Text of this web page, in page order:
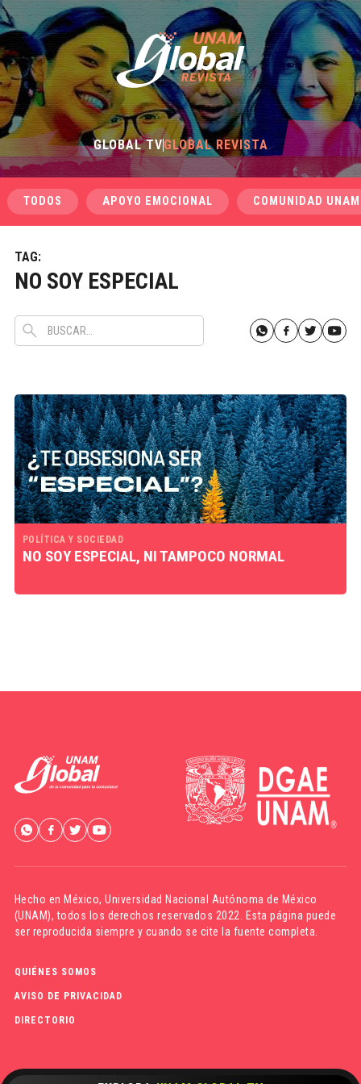
GLOBAL TVGLOBAL REVISTA
TODOS APOYO EMOCIONAL COMUNIDAD UNAM
TAG:
NO SOY ESPECIAL
POLÍTICA Y SOCIEDAD
NO SOY ESPECIAL, NI TAMPOCO NORMAL
Hecho en México,Universidad Nacional Autónoma de México
(UNAM), todos los derechos reservados 2022. Esta página puede
ser reproducida siempre y cuando se cite la fuente completa.
QUIÉNES SOMOS
AVISO DE PRIVACIDAD
DIRECTORIO